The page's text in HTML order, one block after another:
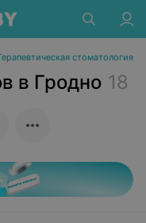
стоматология
в Гродно 18